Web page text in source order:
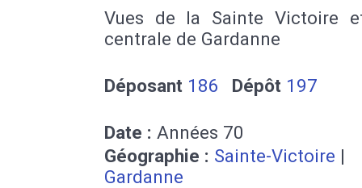
Vues de la Sainte Victoire
centrale de Gardanne
Déposant 186 Dépôt 197
Date : Années 70
Géographie : Sainte-Victoire |
Gardanne